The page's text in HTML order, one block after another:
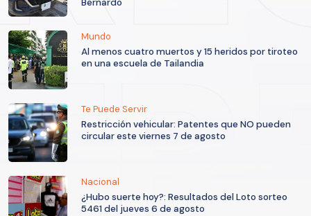
Bernardo
Mundo
Al menos cuatro muertos y 15 heridos por tiroteo
en una escuela de Tailandia
Te Puede Servir
Restricción vehicular: Patentes que NO pueden
circular este viernes 7 de agosto
Nacional
¿Hubo suerte hoy?: Resultados del Loto sorteo
5461 del jueves 6 de agosto